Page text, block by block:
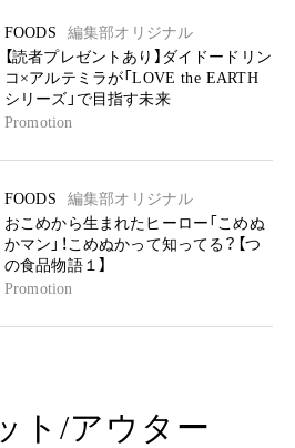
FOODS
編集部オリジナル
【読者プレゼントあり】ダイドードリン
コ×アルテミラが「LOVE the EARTH
シリーズ」で目指す未来
Promotion
FOODS
編集部オリジナル
おこめから生まれたヒーロー「こめぬ
かマン」！こめぬかって知ってる？【つ
の食品物語１】
Promotion
ト/アウター